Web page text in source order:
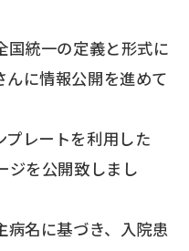
国統一の定義と形式に
に情報公開を進めて
プレートを利用した
ジを公開致しまし
病名に基づき、入院患